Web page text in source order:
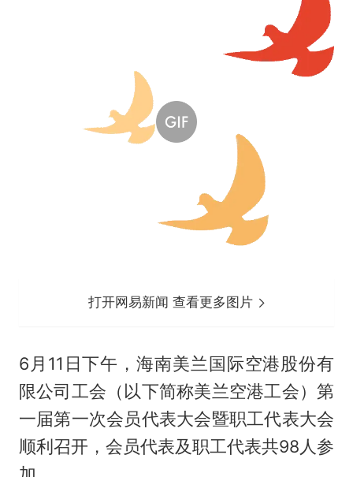
打开网易新闻 查看更多图片
6月11日下午，海南美兰国际空港股份有
限公司工会（以下简称美兰空港工会）第
一届第一次会员代表大会暨职工代表大会
顺利召开，会员代表及职工代表共98人参